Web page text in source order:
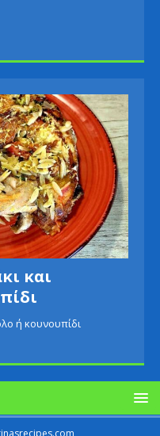
και
ή κουνουπίδι